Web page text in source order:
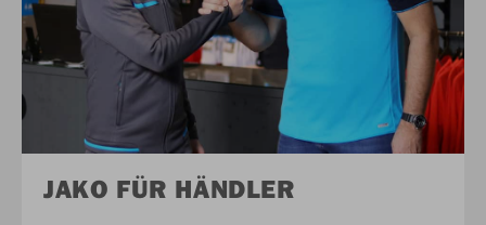
JAKO FÜR HÄNDLER